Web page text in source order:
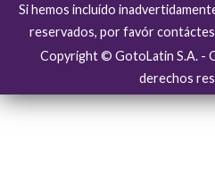
Si hemos incluído
reservados, por favór
Copyright © GotoLatin S.A. -
derechos